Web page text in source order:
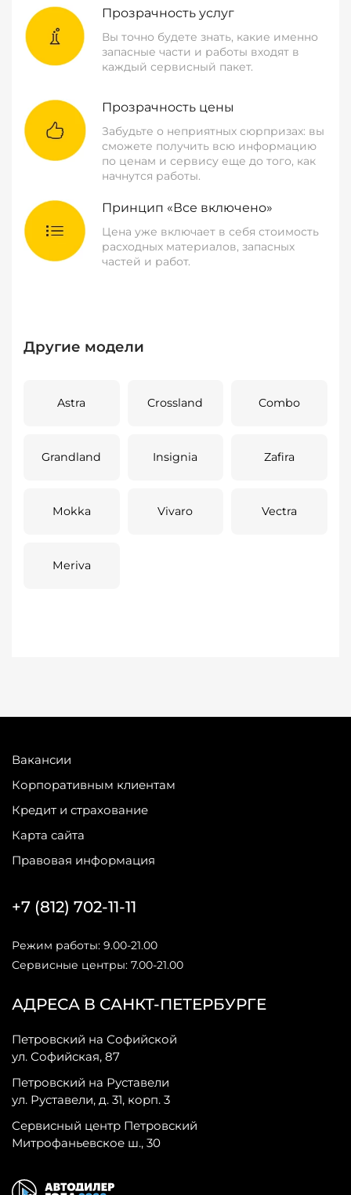
Прозрачность услуг
Вы точно будете знать, какие именно
запасные части и работы входят в
каждый сервисный пакет.
Прозрачность цены
Забудьте о неприятных сюрпризах: вы
сможете получить всю информацию
по ценам и сервису еще до того, как
начнутся работы.
Принцип «Все включено»
Цена уже включает в себя стоимость
расходных материалов, запасных
частей и работ.
Другие модели
Astra Crossland Combo
Grandland Insignia Zafira
Mokka Vivaro Vectra
Meriva
Вакансии
Корпоративным клиентам
Кредит и страхование
Карта сайта
Правовая информация
АДРЕСА В САНКТ-ПЕТЕРБУРГЕ
Петровский на Софийской
ул. Софийская, 87
Петровский на Руставели
ул. Руставели, д. 31, корп. 3
Сервисный центр Петровский
Митрофаньевское ш., 30
+7 (812) 702-11-11
Режим работы: 9.00-21.00
Сервисные центры: 7.00-21.00